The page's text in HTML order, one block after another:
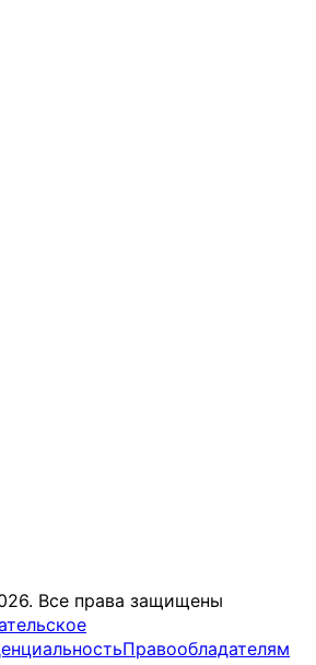
Все права защищены
Правообладателям